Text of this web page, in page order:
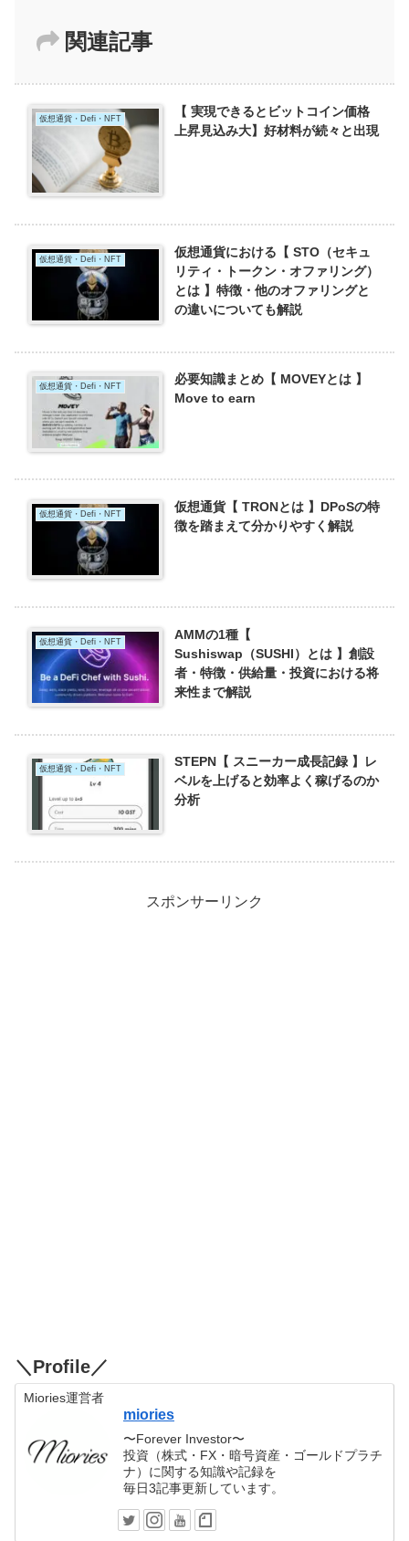
関連記事
仮想通貨・Defi・NFT
【 実現できるとビットコイン価格
上昇見込み大】好材料が続々と出現
仮想通貨・Defi・NFT
仮想通貨における【 STO（セキュ
リティ・トークン・オファリング）
とは 】特徴・他のオファリングと
の違いについても解説
仮想通貨・Defi・NFT
必要知識まとめ【 MOVEYとは 】
Move to earn
仮想通貨・Defi・NFT
仮想通貨【 TRONとは 】DPoSの特
徴を踏まえて分かりやすく解説
仮想通貨・Defi・NFT
AMMの1種【
Sushiswap（SUSHI）とは 】創設
者・特徴・供給量・投資における将
来性まで解説
仮想通貨・Defi・NFT
STEPN【 スニーカー成長記録 】レ
ベルを上げると効率よく稼げるのか
分析
スポンサーリンク
＼Profile／
Miories運営者
miories
〜Forever Investor〜
投資（株式・FX・暗号資産・ゴールドプラチ
ナ）に関する知識や記録を
毎日3記事更新しています。